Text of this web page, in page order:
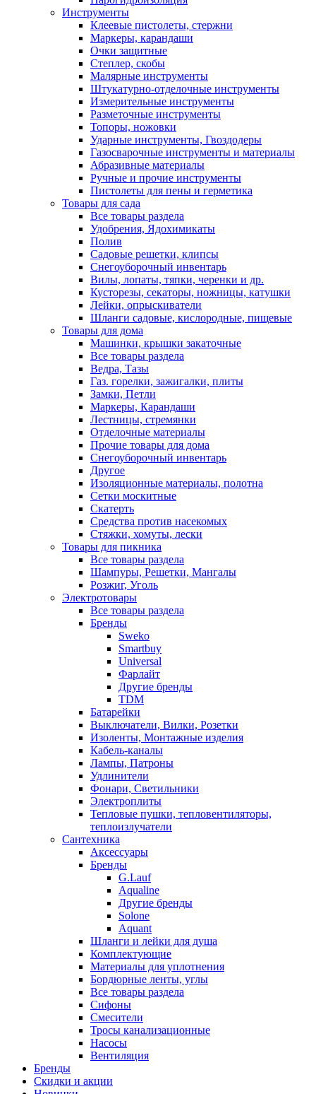
Инструменты
Клеевые пистолеты, стержни
Маркеры, карандаши
Очки защитные
Степлер, скобы
Малярные инструменты
Штукатурно-отделочные инструменты
Измерительные инструменты
Разметочные инструменты
Топоры, ножовки
Ударные инструменты, Гвоздодеры
Газосварочные инструменты и материалы
Абразивные материалы
Ручные и прочие инструменты
Пистолеты для пены и герметика
Товары для сада
Все товары раздела
Удобрения, Ядохимикаты
Полив
Садовые решетки, клипсы
Снегоуборочный инвентарь
Вилы, лопаты, тяпки, черенки и др.
Кусторезы, секаторы, ножницы, катушки
Лейки, опрыскиватели
Шланги садовые, кислородные, пищевые
Товары для дома
Машинки, крышки закаточные
Все товары раздела
Ведра, Тазы
Газ. горелки, зажигалки, плиты
Замки, Петли
Маркеры, Карандаши
Лестницы, стремянки
Отделочные материалы
Прочие товары для дома
Снегоуборочный инвентарь
Другое
Изоляционные материалы, полотна
Сетки москитные
Скатерть
Средства против насекомых
Стяжки, хомуты, лески
Товары для пикника
Все товары раздела
Шампуры, Решетки, Мангалы
Розжиг, Уголь
Электротовары
Все товары раздела
Бренды
Sweko
Smartbuy
Universal
Фарлайт
Другие бренды
TDM
Батарейки
Выключатели, Вилки, Розетки
Изоленты, Монтажные изделия
Кабель-каналы
Лампы, Патроны
Удлинители
Фонари, Светильники
Электроплиты
Тепловые пушки, тепловентиляторы,
теплоизлучатели
Сантехника
Аксессуары
Бренды
G.Lauf
Aqualine
Другие бренды
Solone
Aquant
Шланги и лейки для душа
Комплектующие
Материалы для уплотнения
Бордюрные ленты, углы
Все товары раздела
Сифоны
Смесители
Тросы канализационные
Насосы
Вентиляция
Бренды
Скидки и акции